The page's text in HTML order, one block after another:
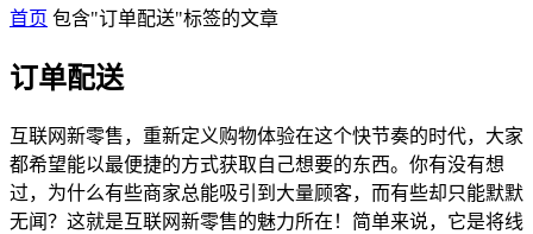
首页 包含"订单配送"标签的文章
订单配送
互联网新零售，重新定义购物体验在这个快节奏的时代，大家
都希望能以最便捷的方式获取自己想要的东西。你有没有想
过，为什么有些商家总能吸引到大量顾客，而有些却只能默默
无闻？这就是互联网新零售的魅力所在！简单来说，它是将线